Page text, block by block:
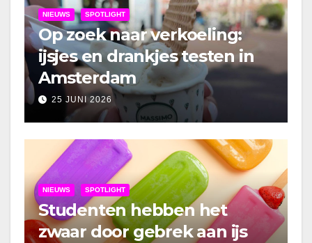
NIEUWS SPOTLIGHT
Op zoek naar verkoeling:
ijsjes en drankjes testen in
Amsterdam
25 JUNI 2026
NIEUWS SPOTLIGHT
Studenten hebben het
zwaar door gebrek aan ijs